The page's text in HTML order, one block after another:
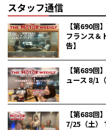
スタッフ通信
【第690回
フランス＆
告】
【第689回
ュース 8/1
【第688回
7/25（土）